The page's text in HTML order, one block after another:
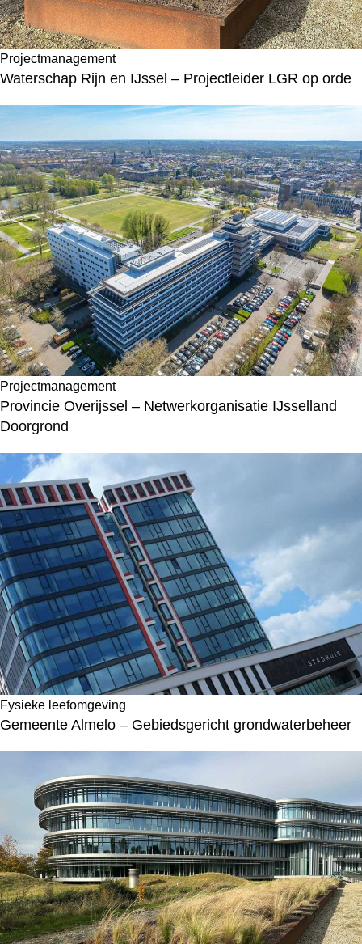
Projectmanagement
Waterschap Rijn en IJssel – Projectleider LGR op orde
Projectmanagement
Provincie Overijssel – Netwerkorganisatie IJsselland
Doorgrond
Fysieke leefomgeving
Gemeente Almelo – Gebiedsgericht grondwaterbeheer